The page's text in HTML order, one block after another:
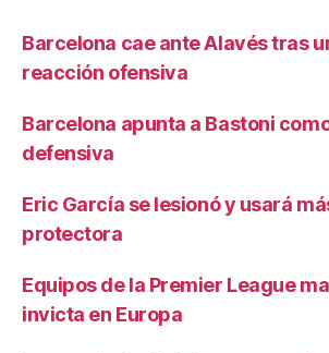
Barcelona cae ante Alavés tras
reacción ofensiva
Barcelona apunta a Bastoni
defensiva
Eric García se lesionó y usará
protectora
Equipos de la Premier League
invicta en Europa